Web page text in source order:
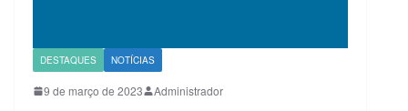
DESTAQUES NOTÍCIAS
9 de março de 2023 Administrador